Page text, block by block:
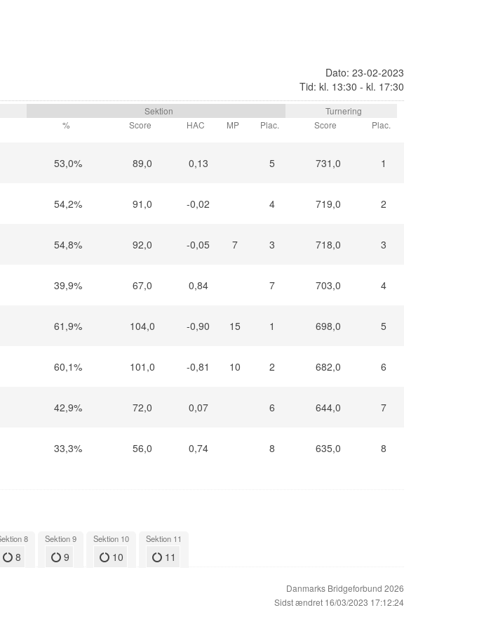
Dato: 23-02-2023
Tid: kl. 13:30 - kl. 17:30
Sektion
Turnering
%
Score HAC MP Plac. Score Plac.
53,0% 89,0 0,13 5 731,0 1
54,2% 91,0 -0,02 4 719,0 2
54,8% 92,0 -0,05 7 3 718,0 3
39,9% 67,0 0,84 7 703,0 4
61,9% 104,0 -0,90 15 1 698,0 5
60,1% 101,0 -0,81 10 2 682,0 6
42,9% 72,0 0,07 6 644,0 7
33,3% 56,0 0,74 8 635,0 8
8
8
Sektion 9
9
Sektion 10
10
Sektion 11
11
Danmarks Bridgeforbund 2026
Sidst ændret 16/03/2023 17:12:24